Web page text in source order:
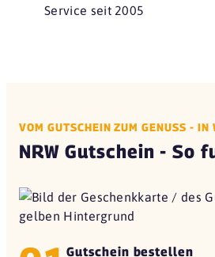
Service seit 2005
VOM GUTSCHEIN ZUM GENUSS - IN
NRW Gutschein - So
Gutschein bestellen